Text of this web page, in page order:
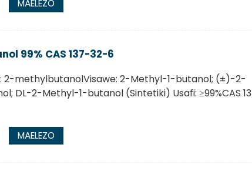
MAELEZO
99% CAS 137-32-6
2-methylbutanolVisawe: 2-Methyl-1-butanol; (±)-2-
DL-2-Methyl-1-butanol (Sintetiki) Usafi: ≥99%CAS
MAELEZO